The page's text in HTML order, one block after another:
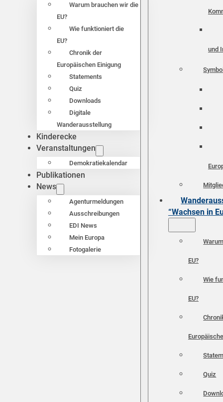
Warum brauchen wir die
EU?
Wie funktioniert die
EU?
Chronik der
Europäischen Einigung
Statements
Quiz
Downloads
Digitale
Wanderausstellung
Kinderecke
Veranstaltungen
Demokratiekalendar
Publikationen
News
Agenturmeldungen
Ausschreibungen
EDI News
Mein Europa
Fotogalerie
und
“Wachsen in
EU?
Wie
EU?
Quiz